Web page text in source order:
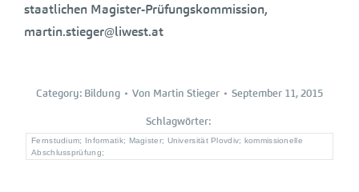
staatlichen Magister-Prüfungskommission,
martin.stieger@liwest.at
Category: Bildung Von Martin Stieger September 11, 2015
Schlagwörter:
Fernstudium; Informatik; Magister; Universität Plovdiv; kommissionelle
Abschlussprüfung;